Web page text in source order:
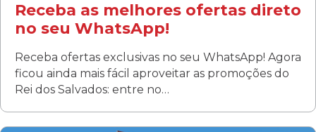
Fanny
Receba as melhores ofertas direto
no seu WhatsApp!
Receba ofertas exclusivas no seu WhatsApp! Agora
ficou ainda mais fácil aproveitar as promoções do
Rei dos Salvados: entre no…